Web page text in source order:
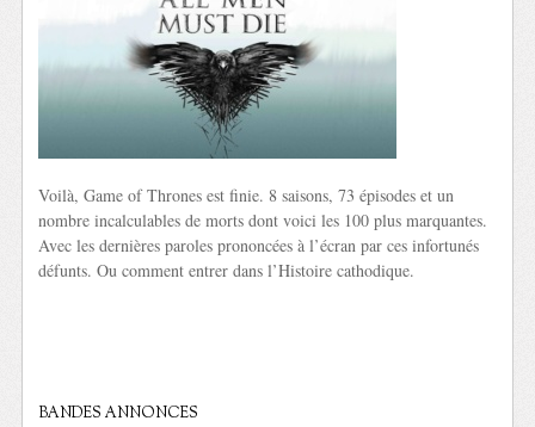
Voilà, Game of Thrones est finie. 8 saisons, 73 épisodes et un
nombre incalculables de morts dont voici les 100 plus marquantes.
Avec les dernières paroles prononcées à l’écran par ces infortunés
défunts. Ou comment entrer dans l’Histoire cathodique.
BANDES ANNONCES